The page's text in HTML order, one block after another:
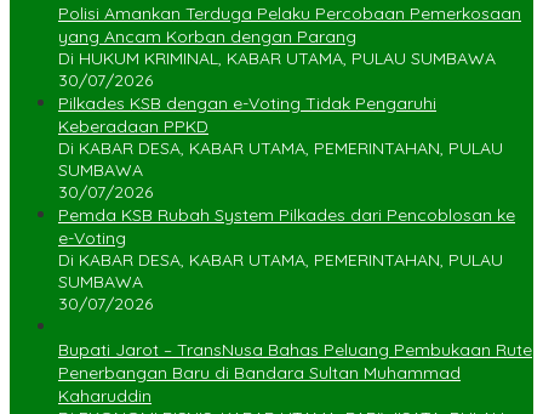
Polisi Amankan Terduga Pelaku Percobaan Pemerkosaan
yang Ancam Korban dengan Parang
Di HUKUM KRIMINAL, KABAR UTAMA, PULAU SUMBAWA
30/07/2026
Pilkades KSB dengan e-Voting Tidak Pengaruhi
Keberadaan PPKD
Di KABAR DESA, KABAR UTAMA, PEMERINTAHAN, PULAU
SUMBAWA
30/07/2026
Pemda KSB Rubah System Pilkades dari Pencoblosan ke
e-Voting
Di KABAR DESA, KABAR UTAMA, PEMERINTAHAN, PULAU
SUMBAWA
30/07/2026
Bupati Jarot – TransNusa Bahas Peluang Pembukaan Rute
Penerbangan Baru di Bandara Sultan Muhammad
Kaharuddin